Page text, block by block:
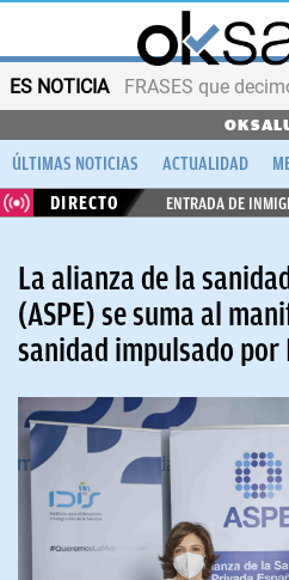
ES NOTICIA FRASES que
ÚLTIMAS NOTICIAS ACTUALIDAD
DIRECTO
ENTRADA DE
La alianza de la
(ASPE) se suma al
sanidad impulsado por